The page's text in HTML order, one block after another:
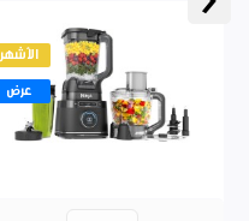
الأشهر
عرض